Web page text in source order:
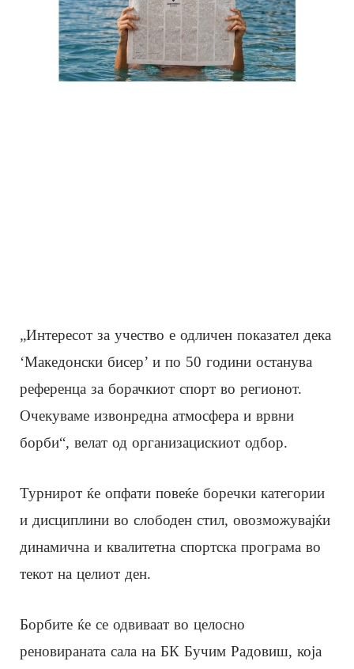
„Интересот за учество е одличен показател дека
‘Македонски бисер’ и по 50 години останува
референца за борачкиот спорт во регионот.
Очекуваме извонредна атмосфера и врвни
борби“, велат од организацискиот одбор.
Турнирот ќе опфати повеќе боречки категории
и дисциплини во слободен стил, овозможувајќи
динамична и квалитетна спортска програма во
текот на целиот ден.
Борбите ќе се одвиваат во целосно
реновираната сала на БК Бучим Радовиш, која